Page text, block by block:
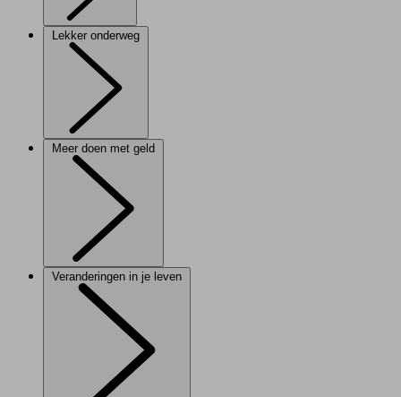
Lekker onderweg
Meer doen met geld
Veranderingen in je leven